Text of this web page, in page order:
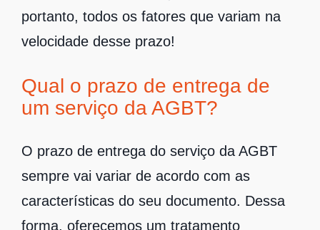
portanto, todos os fatores que variam na
velocidade desse prazo!
Qual o prazo de entrega de
um serviço da AGBT?
O prazo de entrega do serviço da AGBT
sempre vai variar de acordo com as
características do seu documento. Dessa
forma, oferecemos um tratamento